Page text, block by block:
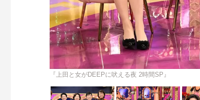
『上田と女がDEEPに吠える夜 2時間SP』